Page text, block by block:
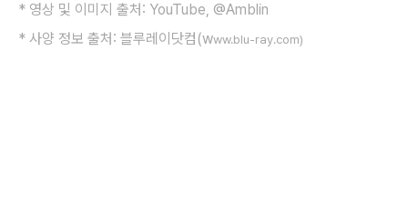
* 영상 및 이미지 출처: YouTube, @Amblin
* 사양 정보 출처: 블루레이닷컴(www.blu-ray.com)